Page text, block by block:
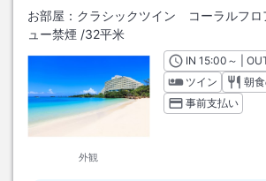
お部屋： クラシックツイン コーラルフ
ュー禁煙 /32平米
外観
INチェックイン
15:00 ～ |
ツイン
朝
事前支払い